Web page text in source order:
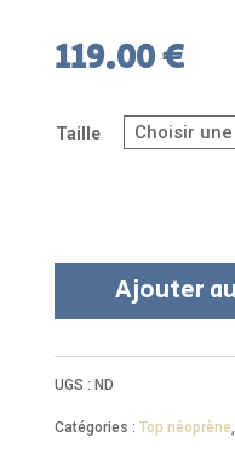
119.00€
Taille
Ajouter
UGS : ND
Catégories : Top néoprène